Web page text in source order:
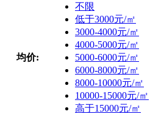
均价:
不限
低于3000元/㎡
3000-4000元/㎡
4000-5000元/㎡
5000-6000元/㎡
6000-8000元/㎡
8000-10000元/㎡
10000-15000元/㎡
高于15000元/㎡